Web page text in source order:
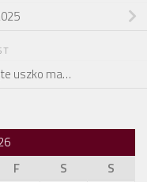
uszko ma…
F S
S